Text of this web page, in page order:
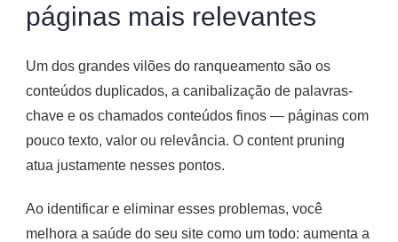
páginas mais relevantes
Um dos grandes vilões do ranqueamento são os
conteúdos duplicados, a canibalização de palavras-
chave e os chamados conteúdos finos — páginas com
pouco texto, valor ou relevância. O content pruning
atua justamente nesses pontos.
Ao identificar e eliminar esses problemas, você
melhora a saúde do seu site como um todo: aumenta a